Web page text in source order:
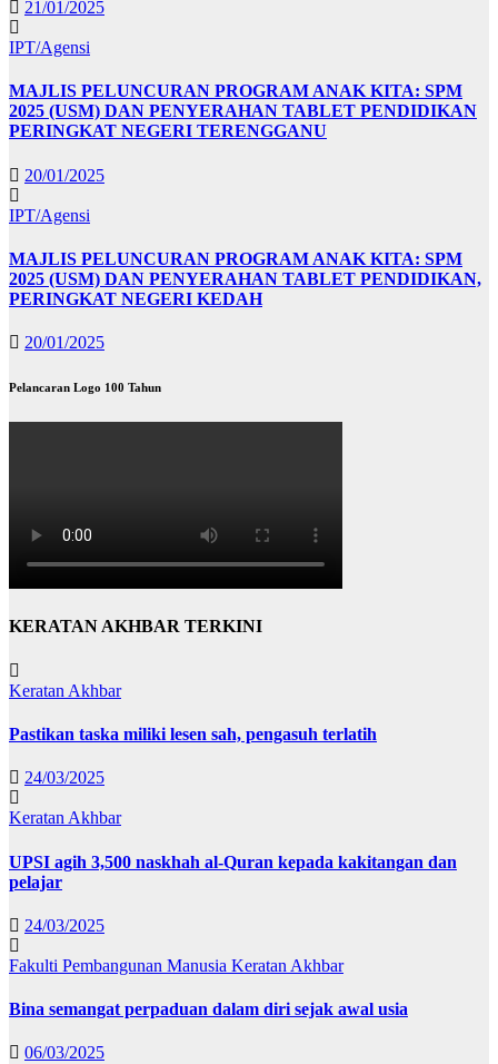
21/01/2025
IPT/Agensi
MAJLIS PELUNCURAN PROGRAM ANAK KITA: SPM
2025 (USM) DAN PENYERAHAN TABLET PENDIDIKAN
PERINGKAT NEGERI TERENGGANU
20/01/2025
IPT/Agensi
MAJLIS PELUNCURAN PROGRAM ANAK KITA: SPM
2025 (USM) DAN PENYERAHAN TABLET PENDIDIKAN,
PERINGKAT NEGERI KEDAH
20/01/2025
Pelancaran Logo 100 Tahun
KERATAN AKHBAR TERKINI
Keratan Akhbar
Pastikan taska miliki lesen sah, pengasuh terlatih
24/03/2025
Keratan Akhbar
UPSI agih 3,500 naskhah al-Quran kepada kakitangan dan
pelajar
24/03/2025
Fakulti Pembangunan Manusia Keratan Akhbar
Bina semangat perpaduan dalam diri sejak awal usia
06/03/2025